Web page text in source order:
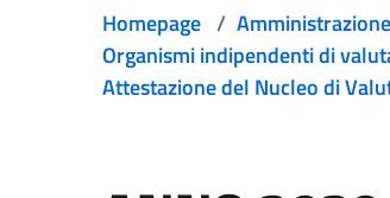
Homepage /
Organismi indipendenti di
Attestazione del Nucleo di